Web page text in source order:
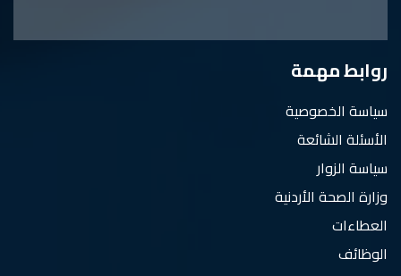
روابط مهمة
سياسة الخصوصية
الأسئلة الشائعة
سياسة الزوار
وزارة الصحة الأردنية
العطاءات
الوظائف